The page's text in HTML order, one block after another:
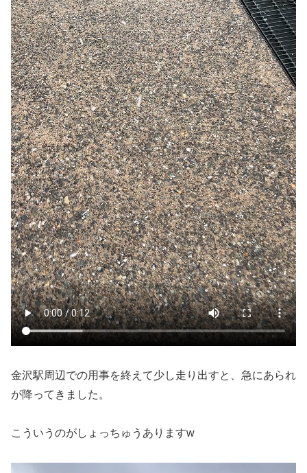
金沢駅周辺での用事を終えて少し走り出すと、急にあられ
が降ってきました。
こういうのがしょっちゅうありますw